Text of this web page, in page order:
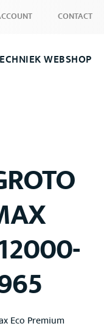
CONTACT
WEBSHOP
Eco Premium